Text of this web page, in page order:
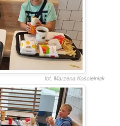
fot. Marzena Kościelniak